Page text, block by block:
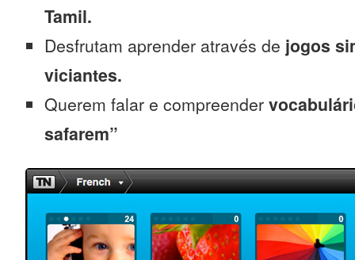
Tamil.
Desfrutam aprender através de jogos
viciantes.
Querem falar e compreender
safarem”